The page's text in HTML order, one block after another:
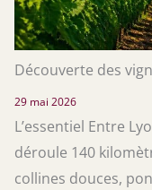
Découverte des
29 mai 2026
L’essentiel Entre
déroule 140
collines douces,